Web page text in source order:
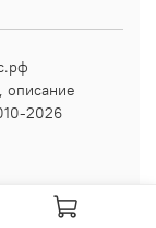
описание
2026